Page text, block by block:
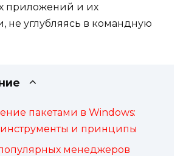
приложений и их
не углубляясь в командную
пакетами в Windows:
и принципы
менеджеров